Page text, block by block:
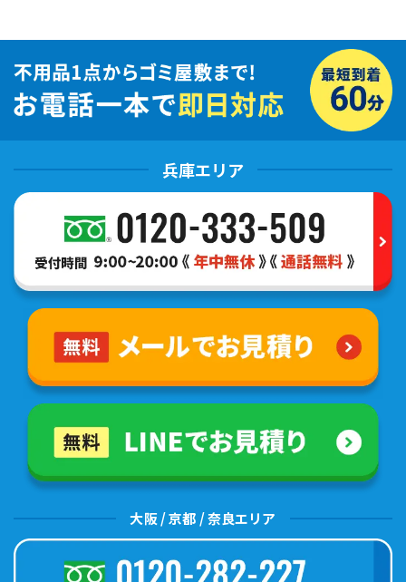
兵庫エリア
大阪 / 京都 / 奈良エリア